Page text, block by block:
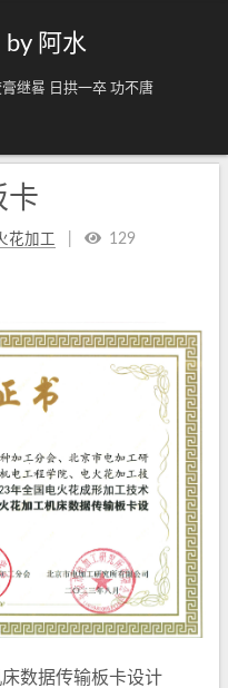
by 阿水
继晷 日拱一卒 功不唐
卡
花加工 129
数据传输板卡设计